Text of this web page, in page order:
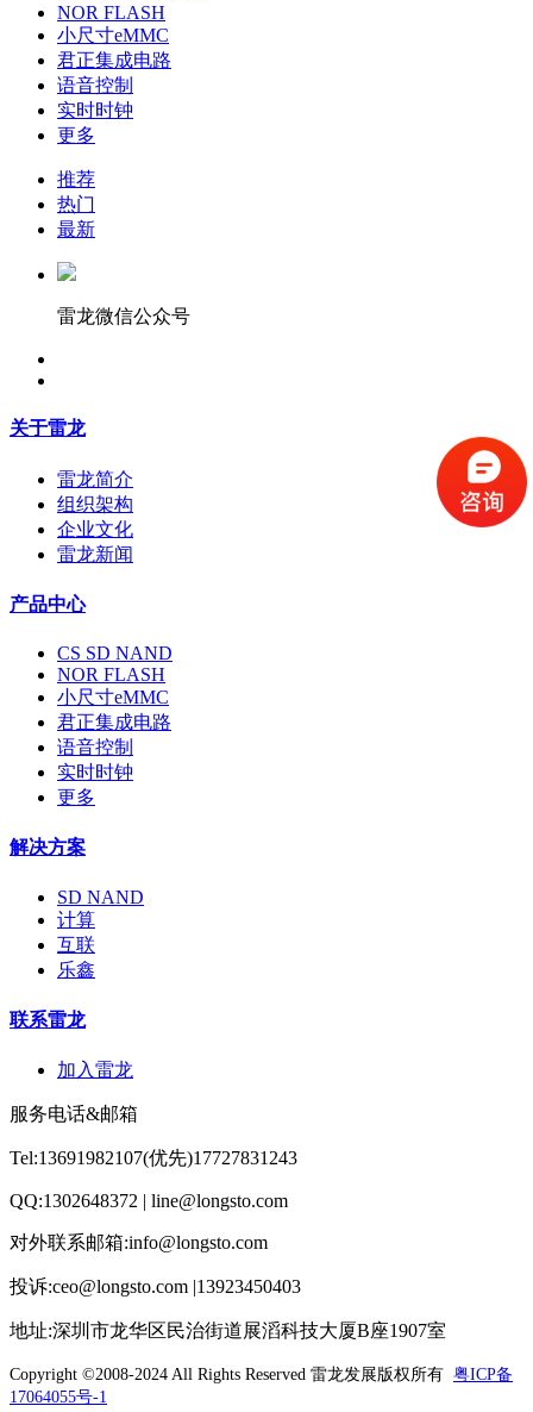
NOR FLASH
小尺寸eMMC
君正集成电路
语音控制
实时时钟
更多
推荐
热门
最新
雷龙微信公众号
关于雷龙
雷龙简介
组织架构
企业文化
雷龙新闻
产品中心
CS SD NAND
NOR FLASH
小尺寸eMMC
君正集成电路
语音控制
实时时钟
更多
解决方案
SD NAND
计算
互联
乐鑫
联系雷龙
加入雷龙
服务电话&邮箱
Tel:13691982107(优先)17727831243
QQ:1302648372 | line@longsto.com
对外联系邮箱:info@longsto.com
投诉:ceo@longsto.com |13923450403
地址:深圳市龙华区民治街道展滔科技大厦B座1907室
Copyright ©2008-2024 All Rights Reserved 雷龙发展版权所有 粤ICP备
17064055号-1